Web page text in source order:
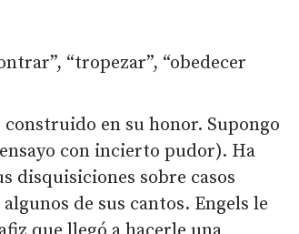
“tropezar”, “obedecer
en su honor. Supongo
con incierto pudor). Ha
disquisiciones sobre casos
de sus cantos. Engels le